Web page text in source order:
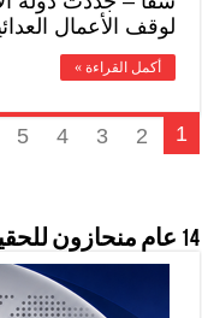
لوقف الأعمال
أكمل القراءة »
1
2
3
4
5
14 عام منحازون للحقيقة …